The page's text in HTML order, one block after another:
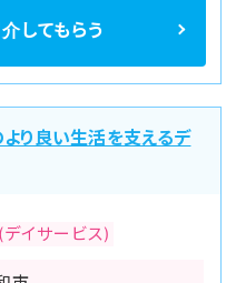
してもらう
り良い生活を支えるデ
イサービス)